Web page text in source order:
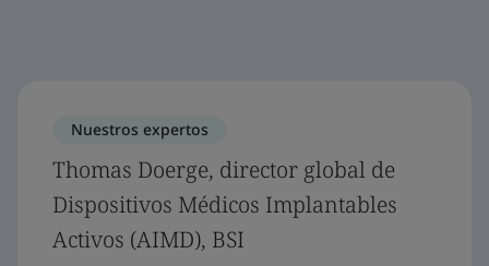
Nuestros expertos
Thomas Doerge, director global de
Dispositivos Médicos Implantables
Activos (AIMD), BSI